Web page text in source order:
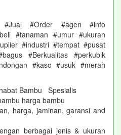
#Order #agen #info
#tanaman #umur #ukuran
#industri #tempat #pusat
#Berkualitas #perkubik
#kaso #usuk #merah
Bambu Spesialis
harga bambu
harga, jaminan, garansi and
berbagai jenis & ukuran